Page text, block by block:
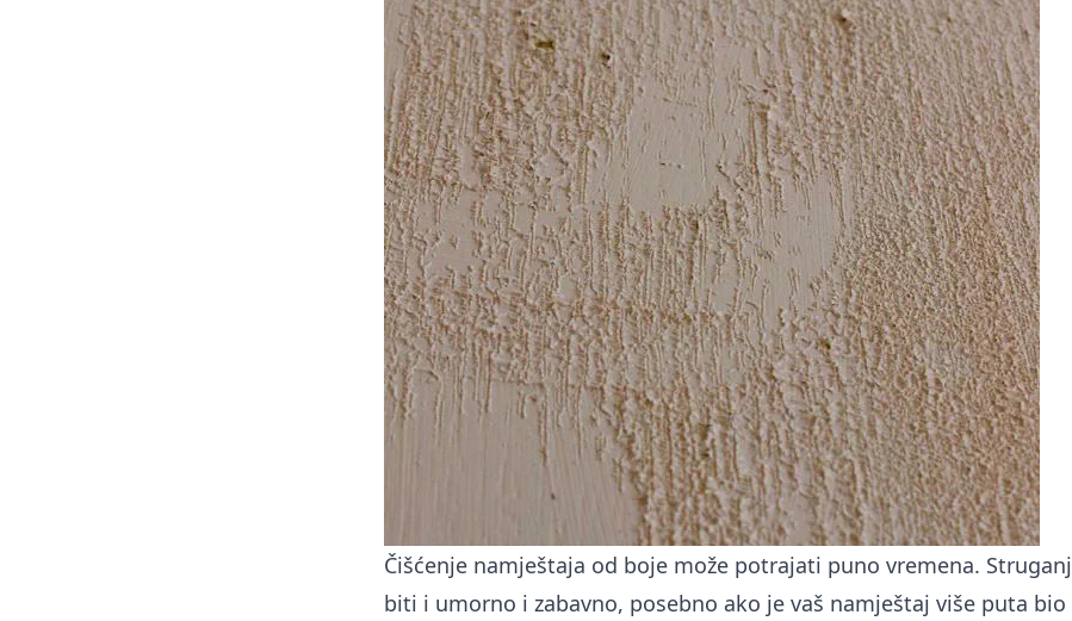
Čišćenje namještaja od boje može potrajati puno vremena.
biti i umorno i zabavno, posebno ako je vaš namještaj više puta